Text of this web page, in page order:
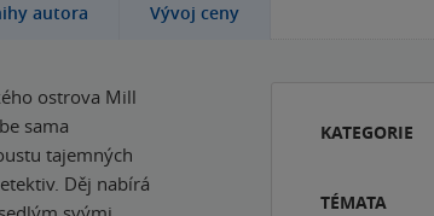
autora Vývoj ceny
ostrova Mill
sama
tajemných
Děj nabírá
KATEGORIE
TÉMATA